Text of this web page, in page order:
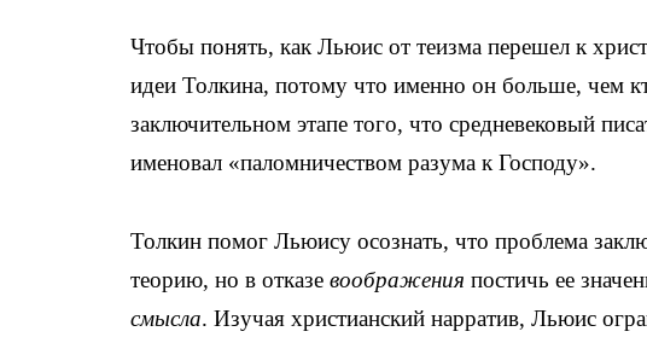
Чтобы понять, как Льюис от теизма перешел к
идеи Толкина, потому что именно он больше, чем
заключительном этапе того, что средневековый
именовал «паломничеством разума к Господу».
Толкин помог Льюису осознать, что проблема
теорию, но в отказе воображения постичь ее
смысла. Изучая христианский нарратив, Льюис